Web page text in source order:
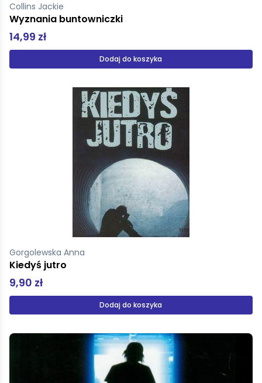
Collins Jackie
Wyznania buntowniczki
14,99 zł
Dodaj do koszyka
Gorgolewska Anna
Kiedyś jutro
9,90 zł
Dodaj do koszyka